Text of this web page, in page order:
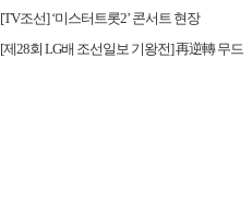
[TV조선] ‘미스터트롯2’ 콘서트 현장
[제28회 LG배 조선일보 기왕전] 再逆轉 무드